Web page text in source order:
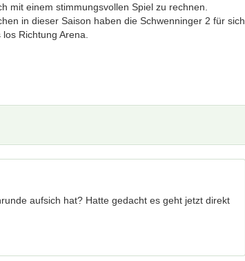
mit einem stimmungsvollen Spiel zu rechnen.
in dieser Saison haben die Schwenninger 2 für sich
Richtung Arena.
aufsich hat? Hatte gedacht es geht jetzt direkt